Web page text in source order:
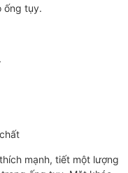
ống tụy.
mạnh, tiết một l­­­ượng